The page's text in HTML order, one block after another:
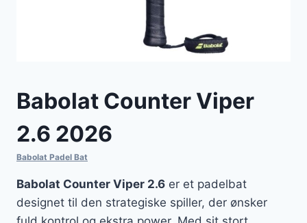
Babolat Counter Viper
2.6 2026
Babolat Padel Bat
Babolat Counter Viper 2.6 er et padelbat
designet til den strategiske spiller, der ønsker